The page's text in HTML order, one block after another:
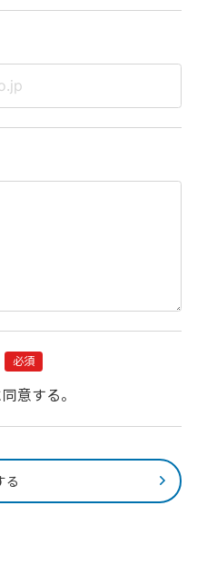
意する。